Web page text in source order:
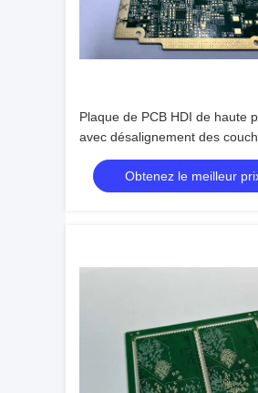
Plaque de PCB HDI de haute
avec désalignement des
0.06 4L Min. Bga Pitch 0.3mm
Obtenez le meilleur